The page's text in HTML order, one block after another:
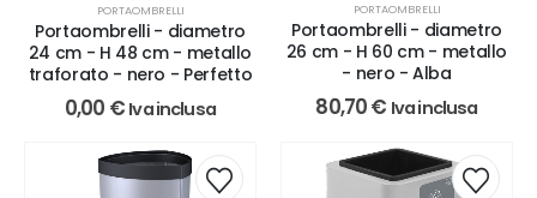
PORTAOMBRELLI
Portaombrelli - diametro
24 cm - H 48 cm - metallo
traforato - nero - Perfetto
0,00 € Iva inclusa
PORTAOMBRELLI
Portaombrelli - diametro
26 cm - H 60 cm - metallo
- nero - Alba
80,70€ Iva inclusa